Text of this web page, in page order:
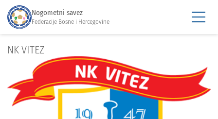
Nogometni savez
Federacije Bosne i Hercegovine
NK VITEZ